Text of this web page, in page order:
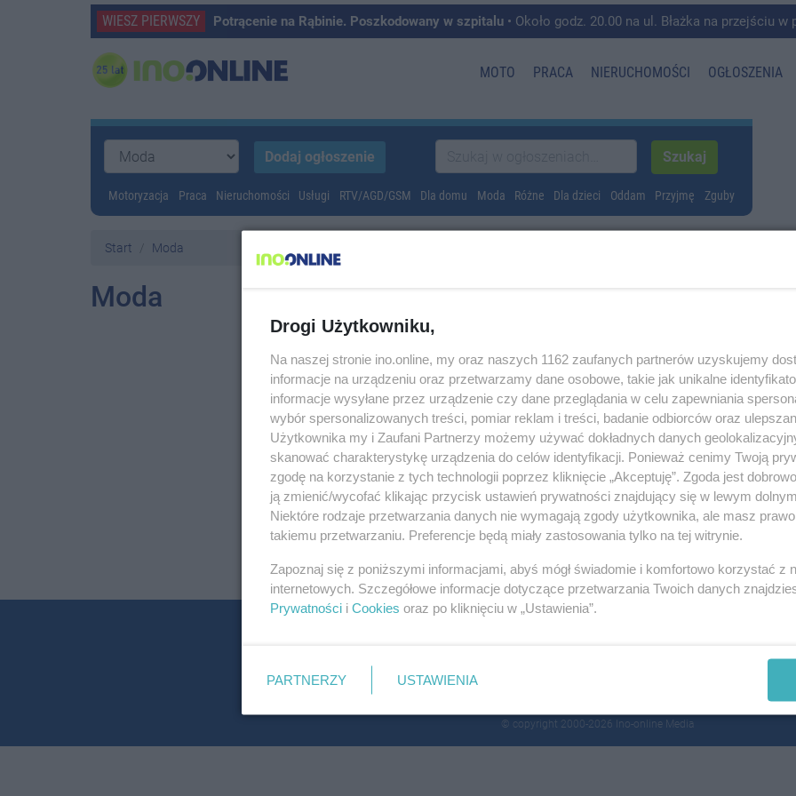
WIESZ PIERWSZY Potrącenie na Rąbinie. Poszkodowany w szpitalu • Około godz. 20.00 na ul. Błażka na przejściu w pobliżu ul. Wojska
MOTO PRACA NIERUCHOMOŚCI OGŁOSZENIA
Motoryzacja Praca Nieruchomości Usługi RTV/AGD/GSM Dla domu Moda Różne Dla dzieci Oddam Przyjmę Zguby
Start Moda
Moda
reklamacje
© copyright 2000-2026 Ino-online Media
Drogi Użytkowniku,
Na naszej stronie ino.online, my oraz naszych 1162 zaufanych partnerów uzyskujemy
informacje na urządzeniu oraz przetwarzamy dane osobowe, takie jak unikalne
informacje wysyłane przez urządzenie czy dane przeglądania w celu zapewniania
wybór spersonalizowanych treści, pomiar reklam i treści, badanie odbiorców oraz
Użytkownika my i Zaufani Partnerzy możemy używać dokładnych danych
skanować charakterystykę urządzenia do celów identyfikacji. Ponieważ cenimy Twoją
zgodę na korzystanie z tych technologii poprzez kliknięcie „Akceptuję”. Zgoda jest
ją zmienić/wycofać klikając przycisk ustawień prywatności znajdujący się w lewym
Niektóre rodzaje przetwarzania danych nie wymagają zgody użytkownika, ale masz
takiemu przetwarzaniu. Preferencje będą miały zastosowania tylko na tej witrynie.
Zapoznaj się z poniższymi informacjami, abyś mógł świadomie i komfortowo korzystać z
internetowych. Szczegółowe informacje dotyczące przetwarzania Twoich danych
Prywatności i Cookies oraz po kliknięciu w „Ustawienia”.
PARTNERZY USTAWIENIA